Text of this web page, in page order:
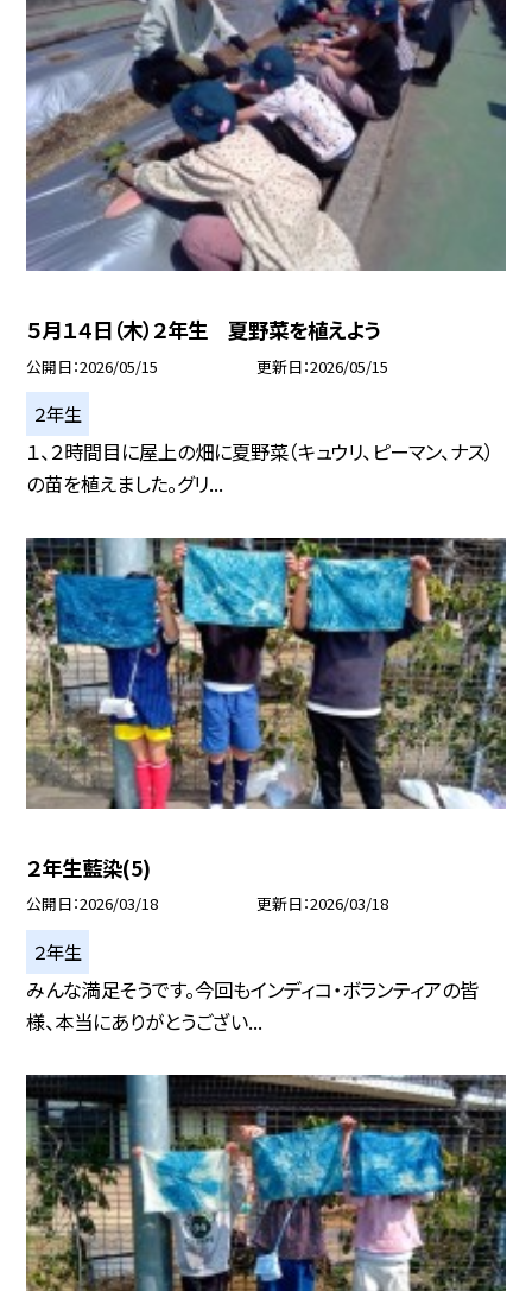
５月１４日（木）２年生 夏野菜を植えよう
公開日 2026/05/15 更新日 2026/05/15
２年生
１、２時間目に屋上の畑に夏野菜（キュウリ、ピーマン、ナス）
の苗を植えました。グリ...
２年生藍染(5)
公開日 2026/03/18 更新日 2026/03/18
２年生
みんな満足そうです。今回もインディコ・ボランティアの皆
様、本当にありがとうござい...